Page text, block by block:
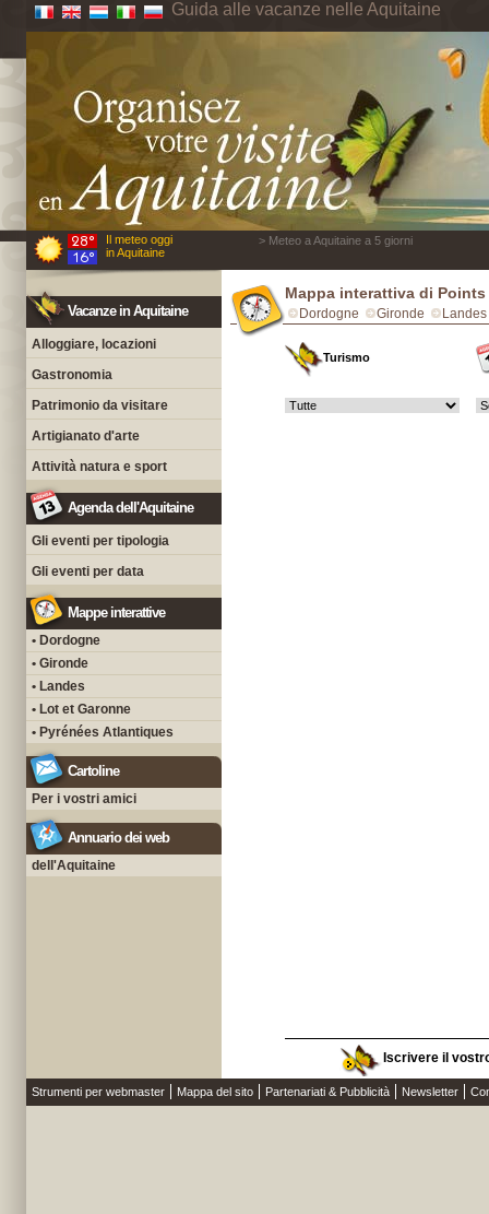
Guida alle vacanze nelle Aquitaine
Il meteo oggi
in Aquitaine
> Meteo a Aquitaine a 5 giorni
Vacanze in Aquitaine
Alloggiare, locazioni
Gastronomia
Patrimonio da visitare
Artigianato d'arte
Attività natura e sport
Agenda dell'Aquitaine
Gli eventi per tipologia
Gli eventi per data
Mappe interattive
• Dordogne
• Gironde
• Landes
• Lot et Garonne
• Pyrénées Atlantiques
Cartoline
Per i vostri amici
Annuario dei web
dell'Aquitaine
Mappa interattiva di
Dordogne Gironde Landes
Turismo
Iscrivere il
Strumenti per webmaster Mappa del sito Partenariati & Pubblicità Newsletter